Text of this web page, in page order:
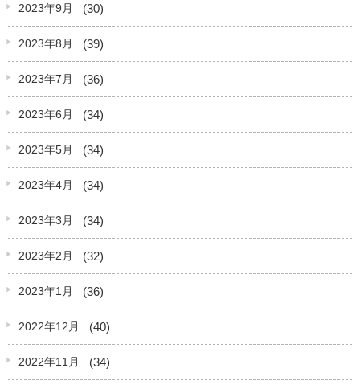
2023年9月 (30)
2023年8月 (39)
2023年7月 (36)
2023年6月 (34)
2023年5月 (34)
2023年4月 (34)
2023年3月 (34)
2023年2月 (32)
2023年1月 (36)
2022年12月 (40)
2022年11月 (34)